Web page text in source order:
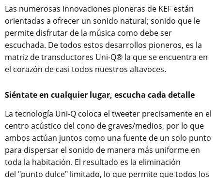
Las numerosas innovaciones pioneras de KEF están
orientadas a ofrecer un sonido natural; sonido que le
permite disfrutar de la música como debe ser
escuchada. De todos estos desarrollos pioneros, es la
matriz de transductores Uni-Q® la que se encuentra en
el corazón de casi todos nuestros altavoces.
Siéntate en cualquier lugar, escucha cada detalle
La tecnología Uni-Q coloca el tweeter precisamente en el
centro acústico del cono de graves/medios, por lo que
ambos actúan juntos como una fuente de un solo punto
para dispersar el sonido de manera más uniforme en
toda la habitación. El resultado es la eliminación
del "punto dulce" limitado, lo que permite que todos los